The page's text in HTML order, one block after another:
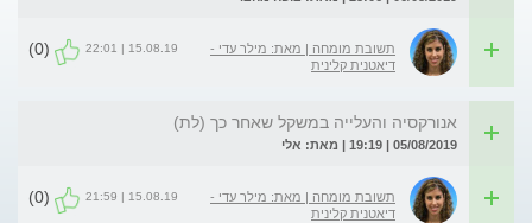
תשובת מומחה | מאת: מילר עדי -
דיאטנית קלינית
15.08.19 | 22:01
(0)
אנורקסיה והעלייה במשקל שאחר כך (לת)
05/08/2019 | 19:19 | מאת: אלי
תשובת מומחה | מאת: מילר עדי -
דיאטנית קלינית
15.08.19 | 21:59
(0)